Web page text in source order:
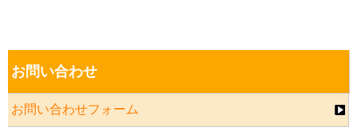
お問い合わせ
お問い合わせフォーム